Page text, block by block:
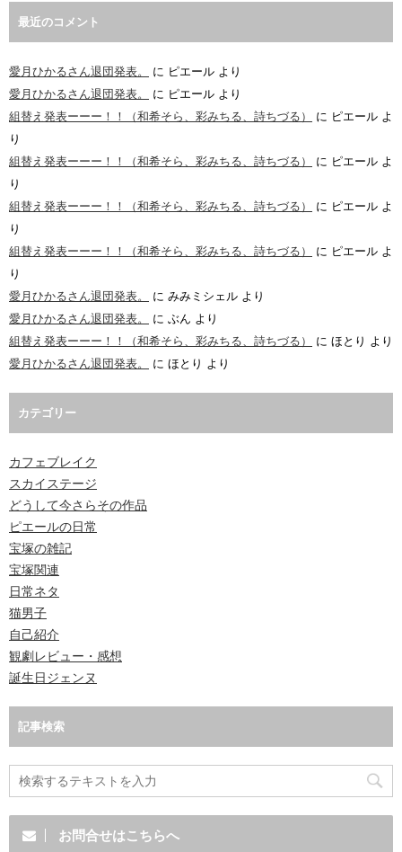
最近のコメント
愛月ひかるさん退団発表。 に ピエール より
愛月ひかるさん退団発表。
に ピエール より
組替え発表ーーー！！（和希そら、彩みちる、詩ちづる）
に ピエール よ
り
組替え発表ーーー！！（和希そら、彩みちる、詩ちづる）
に ピエール よ
り
組替え発表ーーー！！（和希そら、彩みちる、詩ちづる）
に ピエール よ
り
組替え発表ーーー！！（和希そら、彩みちる、詩ちづる）
に ピエール よ
り
愛月ひかるさん退団発表。
に みみミシェル より
愛月ひかるさん退団発表。
に ぶん より
組替え発表ーーー！！（和希そら、彩みちる、詩ちづる）
に ほとり より
愛月ひかるさん退団発表。
に ほとり より
カテゴリー
カフェブレイク
スカイステージ
どうして今さらその作品
ピエールの日常
宝塚の雑記
宝塚関連
日常ネタ
猫男子
自己紹介
観劇レビュー・感想
誕生日ジェンヌ
記事検索
お問合せはこちらへ